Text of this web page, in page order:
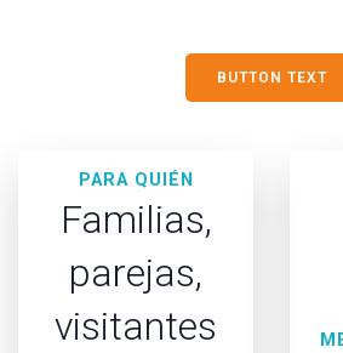
BUTTON TEXT
PARA QUIÉN
Familias,
parejas,
visitantes